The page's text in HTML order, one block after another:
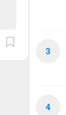
3
4